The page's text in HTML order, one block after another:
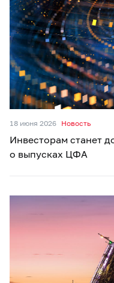
18 июня 2026 Новость
Инвесторам станет
о выпусках ЦФА